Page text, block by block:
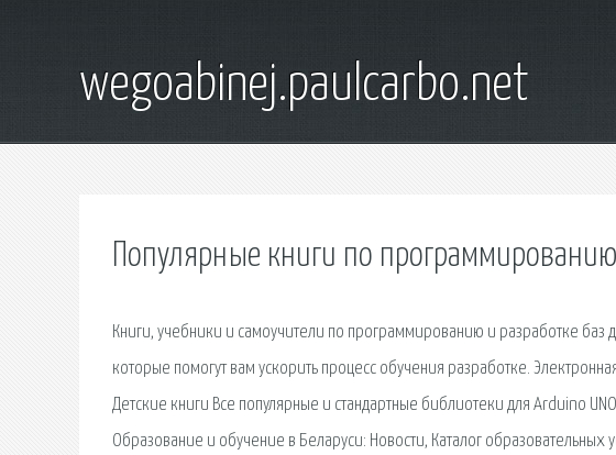
wegoabinej.paulcarbo.net
Популярные книги по программированию
Книги, учебники и самоучители по программированию и разработке
которые помогут вам ускорить процесс обучения разработке.
Детские книги Все популярные и стандартные библиотеки для Arduino
Образование и обучение в Беларуси: Новости, Каталог образовательных